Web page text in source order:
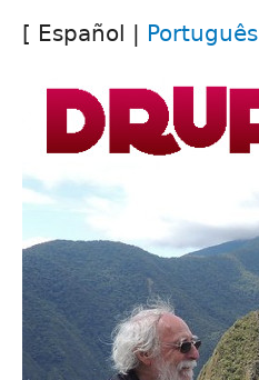
[ Español | Português